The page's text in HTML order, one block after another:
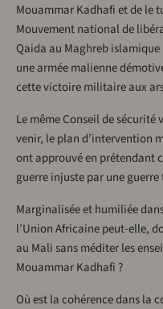
Mouammar Kadhafi et de le
Mouvement national de
Qaida au Maghreb
une armée malienne
cette victoire militaire aux
Le même Conseil de
venir, le plan d’intervention
ont approuvé en prétendant
guerre injuste par une
Marginalisée et humiliée
l’Union Africaine peut-elle,
au Mali sans méditer les
Mouammar Kadhafi ?
Où est la cohérence dans la